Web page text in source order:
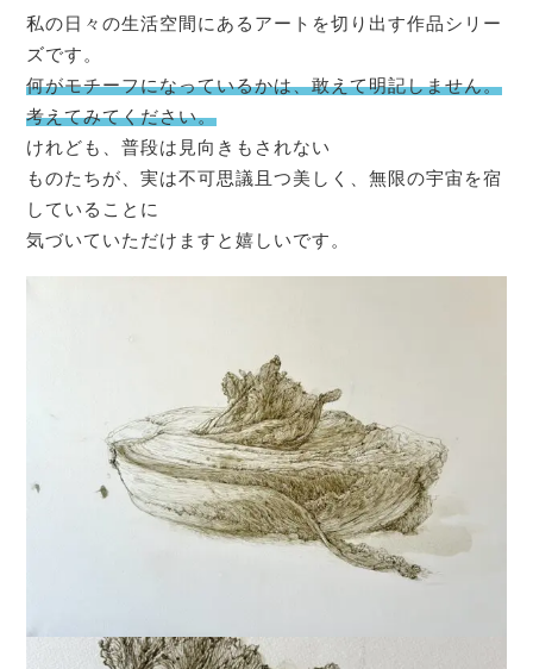
私の日々の生活空間にあるアートを切り出す作品シリー
ズです。
何がモチーフになっているかは、敢えて明記しません。
考えてみてください。
けれども、普段は見向きもされない
ものたちが、実は不可思議且つ美しく、無限の宇宙を宿
していることに
気づいていただけますと嬉しいです。